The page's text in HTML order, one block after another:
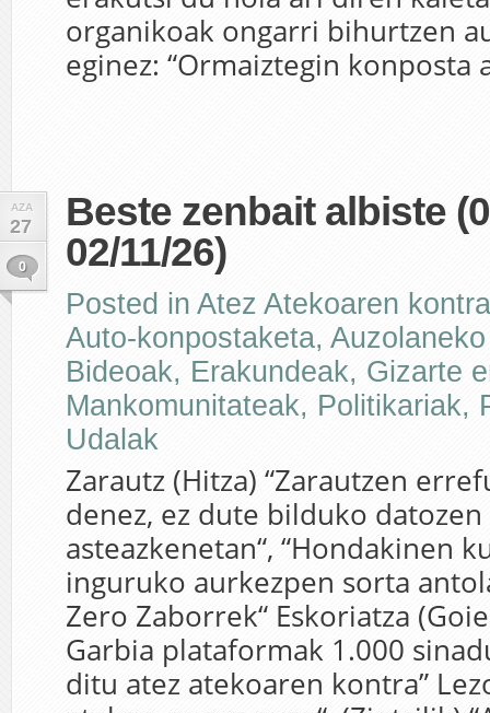
organikoak ongarri bihurtzen
eginez: “Ormaiztegin konposta
AZA
27
0
Beste zenbait albiste
02/11/26)
Posted in Atez Atekoaren kontra
Auto-konpostaketa,
Bideoak, Erakundeak, Gizarte
Mankomunitateak, Politikariak,
Udalak
Zarautz (Hitza) “Zarautzen
denez, ez dute bilduko
asteazkenetan“, “Hondakinen
inguruko aurkezpen sorta
Zero Zaborrek“ Eskoriatza
Garbia plataformak 1.000
ditu atez atekoaren kontra”